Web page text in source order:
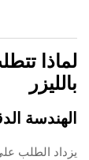
لماذا
بالليزر
الهندسة
يزداد الطلب